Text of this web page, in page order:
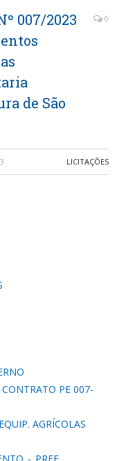
007/2023
de São
0
LICITAÇÕES
PE 007-
AGRÍCOLAS